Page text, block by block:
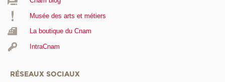
Musée des arts et métiers
La boutique du Cnam
IntraCnam
RÉSEAUX SOCIAUX